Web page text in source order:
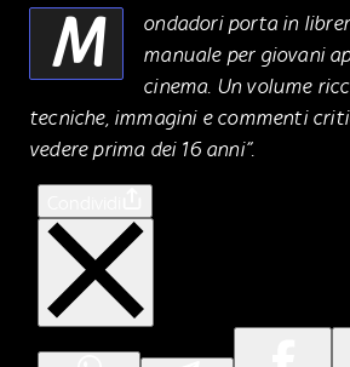
M
ondadori porta in
manuale per giovani
cinema. Un volume
tecniche, immagini e commenti
vedere prima dei 16 anni”.